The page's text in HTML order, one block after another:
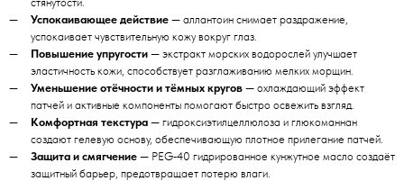
Успокаивающее действие — аллантоин снимает раздражение,
успокаивает чувствительную кожу вокруг глаз.
Повышение упругости — экстракт морских водорослей улучшает
эластичность кожи, способствует разглаживанию мелких морщин.
Уменьшение отёчности и тёмных кругов — охлаждающий эффект
патчей и активные компоненты помогают быстро освежить взгляд.
Комфортная текстура — гидроксиэтилцеллюлоза и глюкоманнан
создают гелевую основу, обеспечивающую плотное прилегание патчей.
Защита и смягчение — PEG‑40 гидрированное кунжутное масло создаёт
защитный барьер, предотвращает потерю влаги.